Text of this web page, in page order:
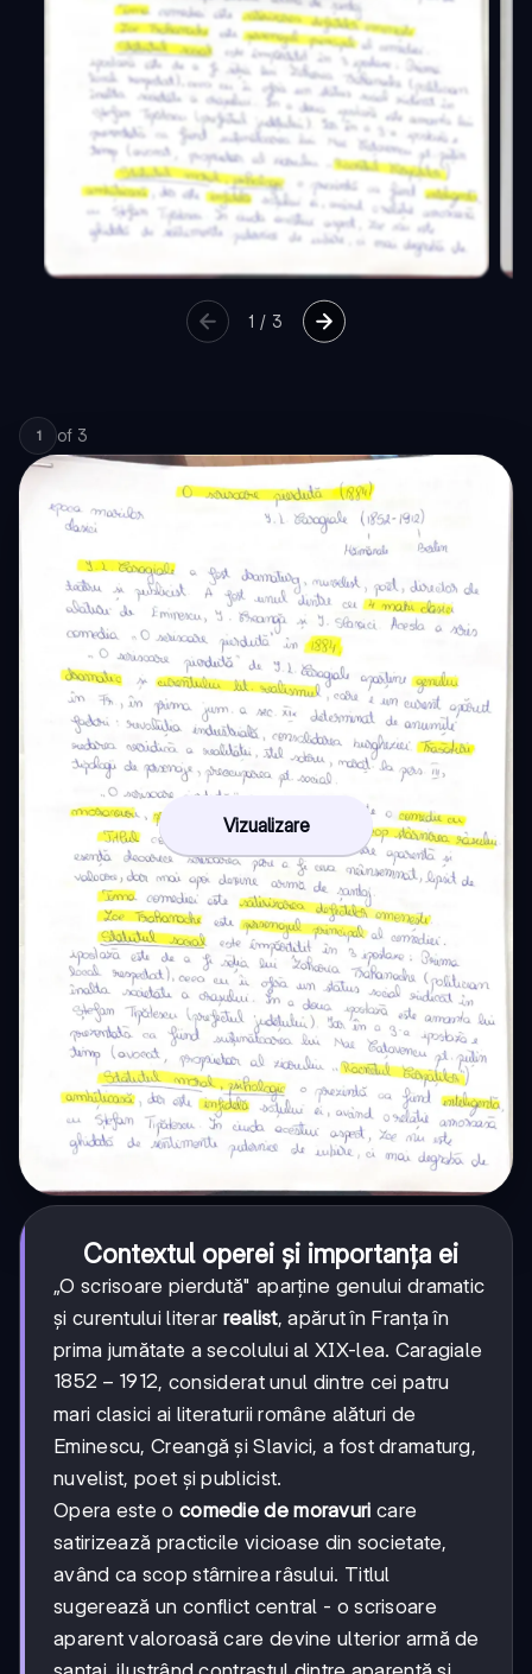
1 / 3
1 of 3
Vizualizare
Contextul operei și importanța ei
„O scrisoare pierdută" aparține genului dramatic
și curentului literar realist, apărut în Franța în
prima jumătate a secolului al XIX-lea. Caragiale
1852-
1912
1852 − 1912, considerat unul dintre cei patru
mari clasici ai literaturii române alături de
Eminescu, Creangă și Slavici, a fost dramaturg,
nuvelist, poet și publicist.
Opera este o comedie de moravuri care
satirizează practicile vicioase din societate,
având ca scop stârnirea râsului. Titlul
sugerează un conflict central - o scrisoare
aparent valoroasă care devine ulterior armă de